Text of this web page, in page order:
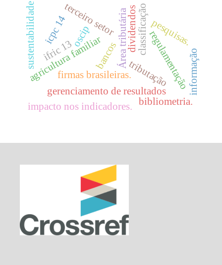
classificação
Área tributária
tributação
gerenciamento de resultados
firmas brasileiras.
agricultura familiar
bibliometria.
bancos
impacto nos indicadores.
regulamentação
pesquisas.
terceiro setor
oscip
sustentabilidade ifric 13
icpc 14 dividendos
informação